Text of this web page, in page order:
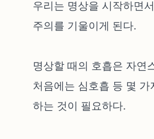
우리는 명상을 시작하면
주의를 기울이게 된다.
명상할 때의 호흡은 자연
처음에는 심호흡 등 몇 가
하는 것이 필요하다.